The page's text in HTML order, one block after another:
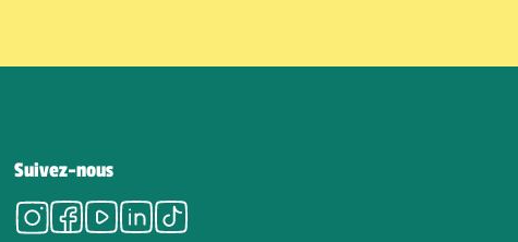
Suivez-nous
Instagram
Facebook
Youtube
LinkedIn
Tiktok